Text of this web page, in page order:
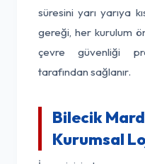
süresini yarı yarıya
gereği, her kurulum
çevre güvenliği
tarafından sağlanır.
Bilecik
Kurumsal